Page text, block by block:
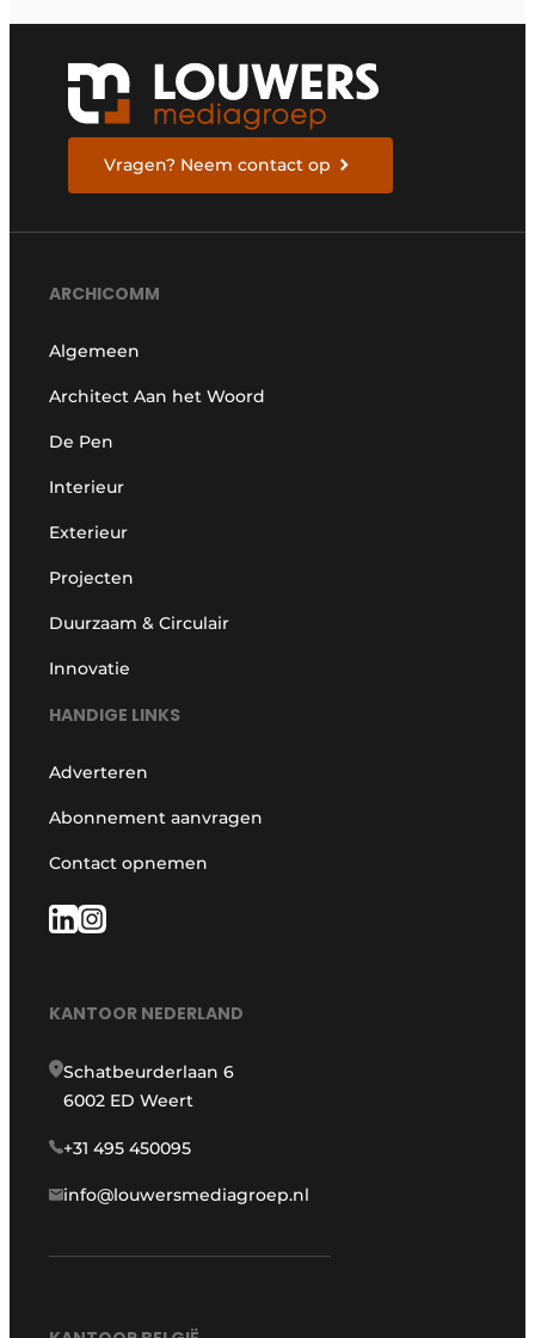
Vragen? Neem contact op
ARCHICOMM
Algemeen
Architect Aan het Woord
De Pen
Interieur
Exterieur
Projecten
Duurzaam & Circulair
Innovatie
HANDIGE LINKS
Adverteren
Abonnement aanvragen
Contact opnemen
KANTOOR NEDERLAND
Schatbeurderlaan 6
6002 ED Weert
+31 495 450095
info@louwersmediagroep.nl